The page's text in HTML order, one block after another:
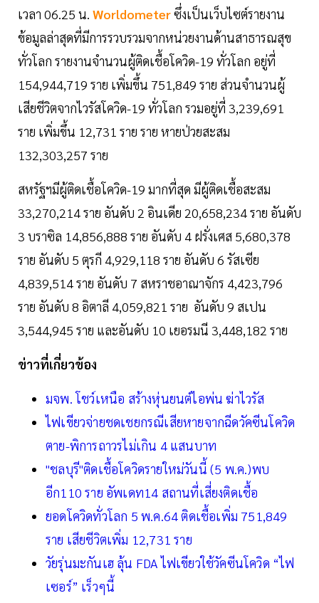
เวลา 06.25 น. Worldometerซึ่งเป็นเว็บไซต์รายงาน
ข้อมูลล่าสุดที่มีการรวบรวมจากหน่วยงานด้านสาธารณสุข
ทั่วโลก รายงานจำนวนผู้ติดเชื้อโควิด-19 ทั่วโลก อยู่ที่
154,944,719 ราย เพิ่มขึ้น 751,849 ราย ส่วนจำนวนผู้
เสียชีวิตจากไวรัสโควิด-19 ทั่วโลก รวมอยู่ที่ 3,239,691
ราย เพิ่มขึ้น 12,731 ราย ราย หายป่วยสะสม
132,303,257 ราย
สหรัฐฯมีผู้ติดเชื้อโควิด-19 มากที่สุด มีผู้ติดเชื้อสะสม
33,270,214 ราย อันดับ 2 อินเดีย 20,658,234 ราย อันดับ
3 บราซิล 14,856,888 ราย อันดับ 4 ฝรั่งเศส 5,680,378
ราย อันดับ 5 ตุรกี 4,929,118 ราย อันดับ 6 รัสเซีย
4,839,514 ราย อันดับ 7 สหราชอาณาจักร 4,423,796
ราย อันดับ 8 อิตาลี 4,059,821 ราย อันดับ 9 สเปน
3,544,945 ราย และอันดับ 10 เยอรมนี 3,448,182 ราย
ข่าวที่เกี่ยวข้อง
มจพ. โชว์เหนือ สร้างหุ่นยนต์ไอพ่น ฆ่าไวรัส
ไฟเขียวจ่ายชดเชยกรณีเสียหายจากฉีดวัคซีนโควิด
ตาย-พิการถาวรไม่เกิน 4 แสนบาท
"ชลบุรี"ติดเชื้อโควิดรายใหม่วันนี้ (5 พ.ค.)พบ
อีก110 ราย อัพเดท14 สถานที่เสี่ยงติดเชื้อ
ยอดโควิดทั่วโลก 5 พ.ค.64 ติดเชื้อเพิ่ม 751,849
ราย เสียชีวิตเพิ่ม 12,731 ราย
วัยรุ่นมะกันเฮ ลุ้น FDA ไฟเขียวใช้วัคซีนโควิด “ไฟ
เซอร์” เร็วๆนี้